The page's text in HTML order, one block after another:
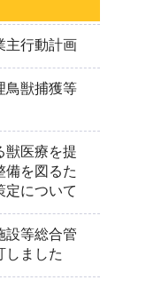
主行動計画
鳥獣捕獲等
獣医療を提
備を図るた
定について
設等総合管
しました